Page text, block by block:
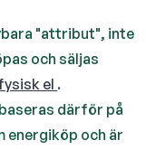
"attribut", inte
och säljas
el .
därför på
energiköp och är